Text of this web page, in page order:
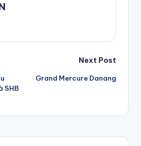
SHB
Next Post
Grand Mercure Danang